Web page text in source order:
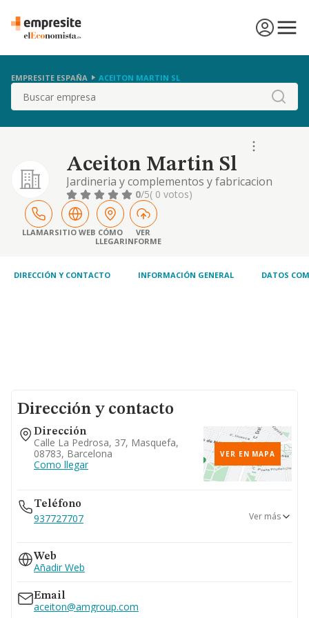
EMPRESITE ESPAÑA ACEITON MARTIN SL
Buscar
Aceiton Martin Sl
Jardineria y complementos y fabricacion
artesanal de derivados del cemento.
0/5( 0 votos)
LLAMARSITIO WEB CÓMO
LLEGAR
VER
INFORME
DIRECCIÓN Y CONTACTO INFORMACIÓN GENERAL DATOS
Dirección y contacto
Dirección
Calle La Pedrosa, 37, Masquefa,
08783, Barcelona
Como llegar
VER EN MAPA
Teléfono
937727707
937728787
Ver más
Web
Añadir Web
Email
aceiton@amgroup.com